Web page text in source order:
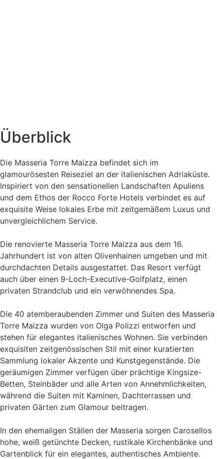
Überblick
Die Masseria Torre Maizza befindet sich im
glamourösesten Reiseziel an der italienischen Adriaküste.
Inspiriert von den sensationellen Landschaften Apuliens
und dem Ethos der Rocco Forte Hotels verbindet es auf
exquisite Weise lokales Erbe mit zeitgemäßem Luxus und
unvergleichlichem Service.
Die renovierte Masseria Torre Maizza aus dem 16.
Jahrhundert ist von alten Olivenhainen umgeben und mit
durchdachten Details ausgestattet. Das Resort verfügt
auch über einen 9-Loch-Executive-Golfplatz, einen
privaten Strandclub und ein verwöhnendes Spa.
Die 40 atemberaubenden Zimmer und Suiten des Masseria
Torre Maizza wurden von Olga Polizzi entworfen und
stehen für elegantes italienisches Wohnen. Sie verbinden
exquisiten zeitgenössischen Stil mit einer kuratierten
Sammlung lokaler Akzente und Kunstgegenstände. Die
geräumigen Zimmer verfügen über prächtige Kingsize-
Betten, Steinbäder und alle Arten von Annehmlichkeiten,
während die Suiten mit Kaminen, Dachterrassen und
privaten Gärten zum Glamour beitragen.
In den ehemaligen Ställen der Masseria sorgen Carosellos
hohe, weiß getünchte Decken, rustikale Kirchenbänke und
Gartenblick für ein elegantes, authentisches Ambiente.